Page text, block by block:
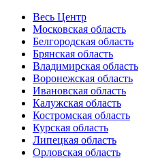
Весь Центр
Московская область
Белгородская область
Брянская область
Владимирская область
Воронежская область
Ивановская область
Калужская область
Костромская область
Курская область
Липецкая область
Орловская область